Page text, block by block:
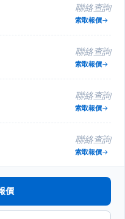
聯絡查詢
索取報價
聯絡查詢
索取報價
聯絡查詢
索取報價
聯絡查詢
索取報價
價